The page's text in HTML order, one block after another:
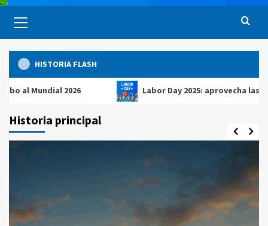
principal
HISTORIA FLASH
2026 Labor Day 2025: aprovecha las
Historia principal